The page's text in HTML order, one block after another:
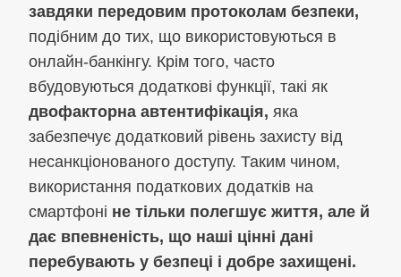
завдяки передовим протоколам безпеки,
подібним до тих, що використовуються в
онлайн-банкінгу. Крім того, часто
вбудовуються додаткові функції, такі як
двофакторна автентифікація, яка
забезпечує додатковий рівень захисту від
несанкціонованого доступу. Таким чином,
використання податкових додатків на
смартфоні не тільки полегшує життя, але й
дає впевненість, що наші цінні дані
перебувають у безпеці і добре захищені.